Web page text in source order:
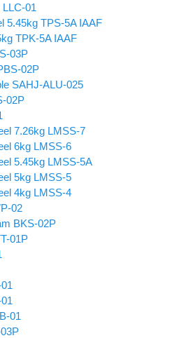
01
5.45kg TPS-5A IAAF
TPK-5A IAAF
03P
02P
SAHJ-ALU-025
02P
7.26kg LMSS-7
6kg LMSS-6
5.45kg LMSS-5A
5kg LMSS-5
4kg LMSS-4
02
BKS-02P
01P
01